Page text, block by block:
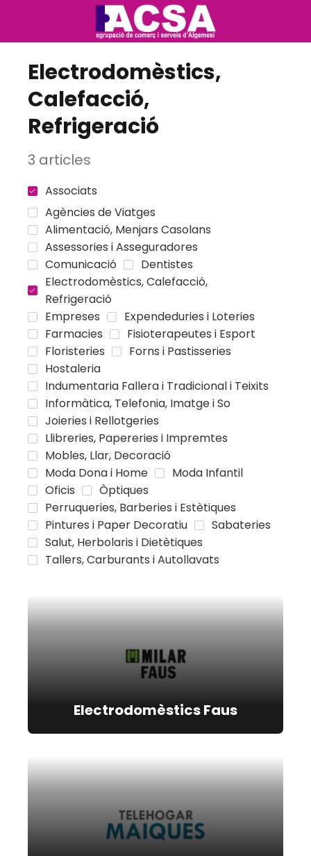
Electrodomèstics,
Calefacció,
Refrigeració
3 articles
Associats
Agències de Viatges
Alimentació, Menjars Casolans
Assessories i Asseguradores
Comunicació
Dentistes
Electrodomèstics, Calefacció,
Refrigeració
Empreses
Expendeduries i Loteries
Farmacies
Fisioterapeutes i Esport
Floristeries
Forns i Pastisseries
Hostaleria
Indumentaria Fallera i Tradicional i Teixits
Informàtica, Telefonia, Imatge i So
Joieries i Rellotgeries
Llibreries, Papereries i Impremtes
Mobles, Llar, Decoració
Moda Dona i Home
Moda Infantil
Oficis
Òptiques
Perruqueries, Barberies i Estètiques
Pintures i Paper Decoratiu
Sabateries
Salut, Herbolaris i Dietètiques
Tallers, Carburants i Autollavats
Electrodomèstics Faus